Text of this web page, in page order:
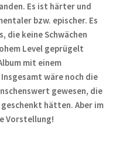
Es ist härter und
bzw. epischer. Es
die keine Schwächen
Level geprügelt
mit einem
wäre noch die
gewesen, die
geschenkt hätten. Aber im
Vorstellung!